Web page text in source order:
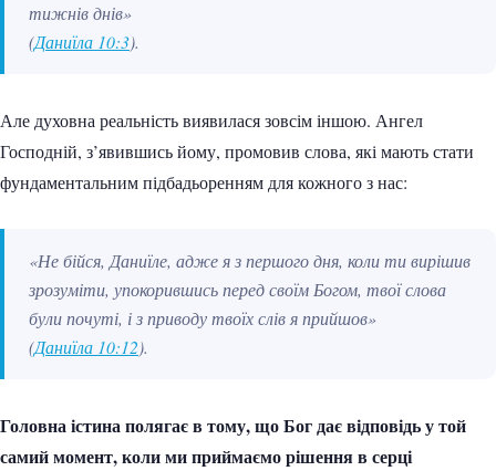
тижнів днів»
(Даниїла 10:3).
Але духовна реальність виявилася зовсім іншою. Ангел
Господній, з’явившись йому, промовив слова, які мають стати
фундаментальним підбадьоренням для кожного з нас:
«Не бійся, Даниїле, адже я з першого дня, коли ти вирішив
зрозуміти, упокорившись перед своїм Богом, твої слова
були почуті, і з приводу твоїх слів я прийшов»
(Даниїла 10:12).
Головна істина полягає в тому, що Бог дає відповідь у той
самий момент, коли ми приймаємо рішення в серці